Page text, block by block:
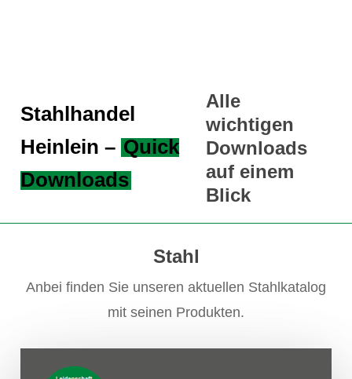
Stahlhandel
Heinlein – Quick
Downloads
Alle
wichtigen
Downloads
auf einem
Blick
Stahl
Anbei finden Sie unseren aktuellen Stahlkatalog
mit seinen Produkten.